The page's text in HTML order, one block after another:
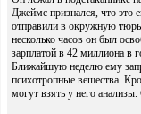
Джеймс признался, что это
отправили в окружную
несколько часов он был
зарплатой в 42 миллиона в
Ближайшую неделю ему
психотропные вещества.
могут взять у него